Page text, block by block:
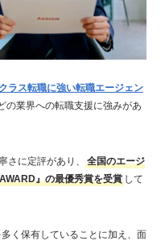
ラス転職に強い転職エージェン
の業界への転職支援に強みがあ
さに定評があり、
全国のエージ
』の最優秀賞を受賞して
多く保有していることに加え、面